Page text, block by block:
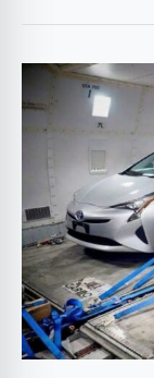
Noua
Toyota
Prius
deconspirată.
Primele
imagini